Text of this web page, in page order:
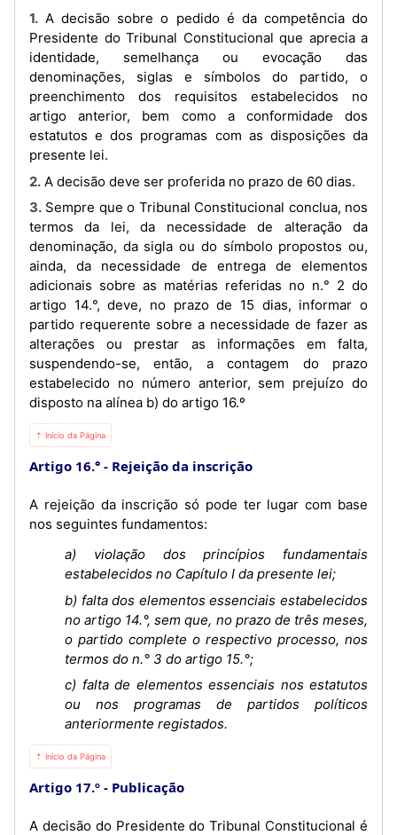
1. A decisão sobre o pedido é da competência do
Presidente do Tribunal Constitucional que aprecia a
identidade, semelhança ou evocação das
denominações, siglas e símbolos do partido, o
preenchimento dos requisitos estabelecidos no
artigo anterior, bem como a conformidade dos
estatutos e dos programas com as disposições da
presente lei.
2. A decisão deve ser proferida no prazo de 60 dias.
3. Sempre que o Tribunal Constitucional conclua, nos
termos da lei, da necessidade de alteração da
denominação, da sigla ou do símbolo propostos ou,
ainda, da necessidade de entrega de elementos
adicionais sobre as matérias referidas no n.° 2 do
artigo 14.°, deve, no prazo de 15 dias, informar o
partido requerente sobre a necessidade de fazer as
alterações ou prestar as informações em falta,
suspendendo-se, então, a contagem do prazo
estabelecido no número anterior, sem prejuízo do
disposto na alínea b) do artigo 16.º
⇡ Início da Página
Artigo 16.° Rejeição da inscrição
A rejeição da inscrição só pode ter lugar com base
nos seguintes fundamentos:
a) violação dos princípios fundamentais
estabelecidos no Capítulo I da presente lei;
b) falta dos elementos essenciais estabelecidos
no artigo 14.°, sem que, no prazo de três meses,
o partido complete o respectivo processo, nos
termos do n.° 3 do artigo 15.°;
c) falta de elementos essenciais nos estatutos
ou nos programas de partidos políticos
anteriormente registados.
⇡ Início da Página
Artigo 17.º Publicação
A decisão do Presidente do Tribunal Constitucional é